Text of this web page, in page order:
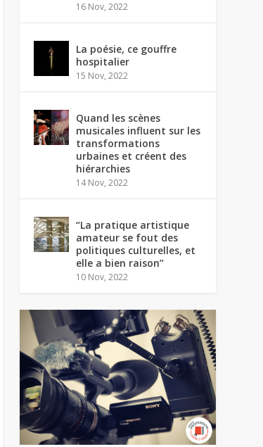
16 Nov, 2022
La poésie, ce gouffre
hospitalier
15 Nov, 2022
Quand les scènes
musicales influent sur les
transformations
urbaines et créent des
hiérarchies
14 Nov, 2022
“La pratique artistique
amateur se fout des
politiques culturelles, et
elle a bien raison”
10 Nov, 2022